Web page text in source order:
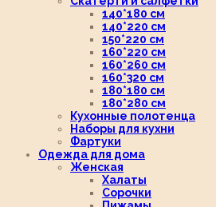
140*180 см
140*220 см
150*220 см
160*220 см
160*260 см
160*320 см
180*180 см
180*280 см
Кухонные полотенца
Наборы для кухни
Фартуки
Одежда для дома
Женская
Халаты
Сорочки